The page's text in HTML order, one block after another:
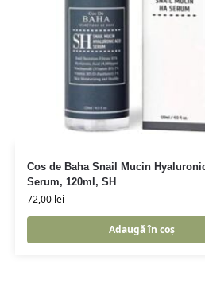
Cos de Baha Snail Mucin
Serum, 120ml, SH
72,00 lei
Adaugă în coș